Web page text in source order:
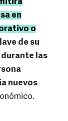
en
o
de su
las
nuevos